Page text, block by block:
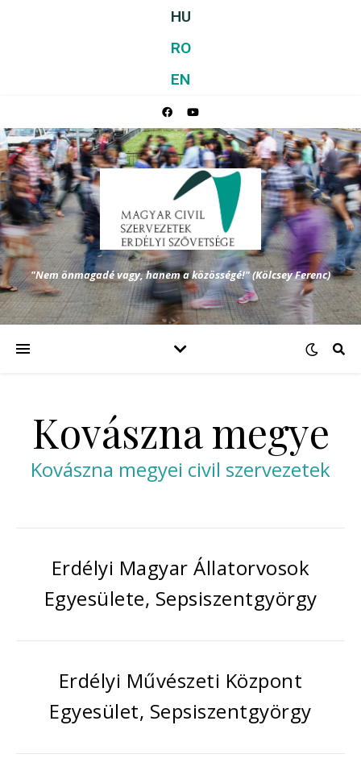
HU
RO
EN
"Nem önmagadé vagy, hanem a közösségé!" (Kölcsey Ferenc)
Kovászna megye
Kovászna megyei civil szervezetek
Erdélyi Magyar Állatorvosok
Egyesülete, Sepsiszentgyörgy
Erdélyi Művészeti Központ
Egyesület, Sepsiszentgyörgy